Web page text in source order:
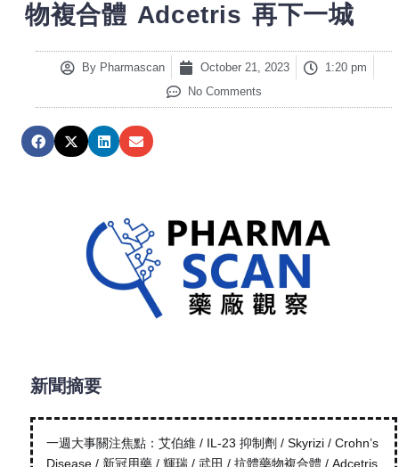
物複合體 Adcetris 再下一城
ByPharmascan October 21, 2023
1:20 pm
No Comments
新聞摘要
一週大事關注焦點：艾伯維 / IL-23 抑制劑 / Skyrizi / Crohn’s
Disease / 新冠用藥 / 輝瑞 / 武田 / 抗體藥物複合體 / Adcetris